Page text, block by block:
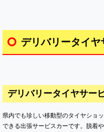
デリバリータイヤ
デリバリータイヤサー
県内でも珍しい移動型のタイヤショ
できる出張サービスカーです。脱着